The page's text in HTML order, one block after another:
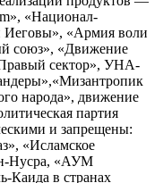
«Национал-
Иеговы», «Армия воли
союз», «Движение
сектор», УНА-
народа», движение
партия
и запрещены:
«Исламское
Нусра, «АУМ
Каида в странах